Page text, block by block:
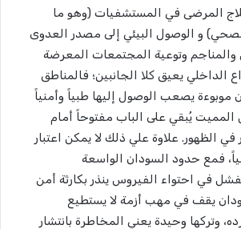
المرضى في المستشفيات (وهو ما
و الوصول البيئي إلى مصدر العدوى
وتوعية المجتمعات المعرضة
الداخلي يعيق كلا الجانبين؛ فالمناطق
موبوءة يصعب الوصول إليها طبياً وأمنياً
المميت يُبقي على الباب مفتوحاً أمام
في الظهور. علاوة علي ذلك لا يمكن اعتبار
فمع حدود السودان الواسعة
في احتواء الفيروس ينذر بكارثة أمن
يقف في مهب أزمة لا يستطيع
وتركها وحيدة يعني المخاطرة بانتشار